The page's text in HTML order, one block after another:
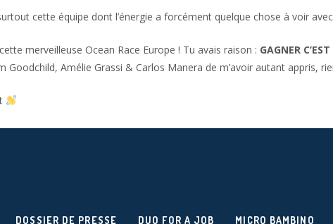
cette équipe dont l’énergie a forcément quelque chose à voir
merveilleuse Ocean Race Europe ! Tu avais raison : GAGNER
Goodchild, Amélie Grassi & Carlos Manera de m’avoir autant appris,
DOSSIER DE PRESSE DUO FOR A JOB MICRO BAMBINO